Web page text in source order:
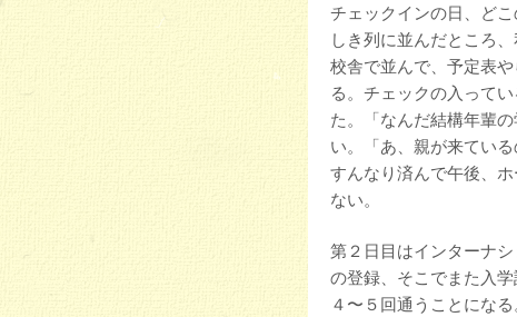
チェックインの日、ど
しき列に並んだところ
校舎で並んで、予定表
る。チェックの入って
た。「なんだ結構年輩
い。「あ、親が来ている
すんなり済んで午後、
ない。
第２日目はインターナ
の登録、そこでまた入
４〜５回通うことにな